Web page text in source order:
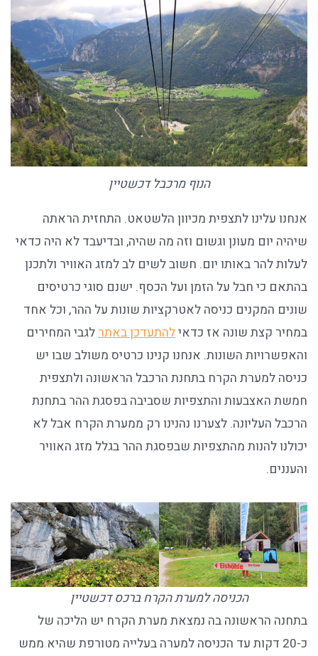
הנוף מרכבל דכשטיין
אנחנו עלינו לתצפית מכיוון הלשטאט. התחזית הראתה
שיהיה יום מעונן וגשום וזה מה שהיה, ובדיעבד לא היה כדאי
לעלות להר באותו יום. חשוב לשים לב למזג האוויר ולתכנן
בהתאם כי חבל על הזמן ועל הכסף. ישנם סוגי כרטיסים
שונים המקנים כניסה לאטרקציות שונות על ההר, וכל אחד
במחיר קצת שונה אז כדאילהתעדכן באתרלגבי המחירים
והאפשרויות השונות. אנחנו קנינו כרטיס משולב שבו יש
כניסה למערת הקרח בתחנת הרכבל הראשונה ולתצפית
חמשת האצבעות והתצפיות שסביבה בפסגת ההר בתחנת
הרכבל העליונה. לצערנו נהנינו רק ממערת הקרח אבל לא
יכולנו להנות מהתצפיות שבפסגת ההר בגלל מזג האוויר
והעננים.
הכניסה למערת הקרח ברכס דכשטיין
בתחנה הראשונה בה נמצאת מערת הקרח יש הליכה של
כ-20 דקות עד הכניסה למערה בעלייה מטורפת שהיא ממש